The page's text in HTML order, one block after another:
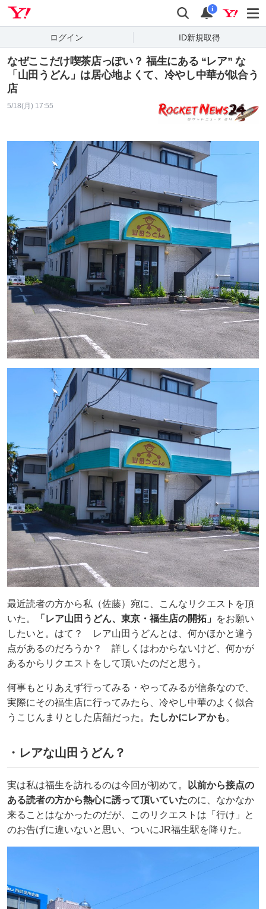
検索 通知
i
ログイン ID新規取得
なぜここだけ喫茶店っぽい？ 福生にある “レア” な
「山田うどん」は居心地よくて、冷やし中華が似合う
店
5/18(月) 17:55
最近読者の方から私（佐藤）宛に、こんなリクエストを頂
いた。
「レア山田うどん、東京・福生店の開拓」
をお願い
したいと。はて？ レア山田うどんとは、何かほかと違う
点があるのだろうか？ 詳しくはわからないけど、何かが
あるからリクエストをして頂いたのだと思う。
何事もとりあえず行ってみる・やってみるが信条なので、
実際にその福生店に行ってみたら、冷やし中華のよく似合
うこじんまりとした店舗だった。 たしかにレアかも 。
・レアな山田うどん？
実は私は福生を訪れるのは今回が初めて。
以前から接点の
ある読者の方から熱心に誘って頂いていたのに、なかなか
来ることはなかったのだが、このリクエストは「行け」と
のお告げに違いないと思い、ついにJR福生駅を降りた。